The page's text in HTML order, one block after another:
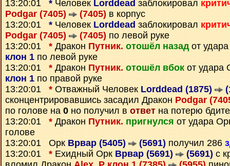
13:20:01 * Человек Lorddead заблокировал
Podgar (7405)
(7405) в корпус
13:20:01 * Человек Lorddead заблокировал
Podgar (7405)
(7405) по левой руке
13:20:01 * Дракон Путник. отошёл назадот
клон 1 по левой руке
13:20:01 * Дракон Путник. отошёл вбок от удара
клон 1 по правой руке
13:20:01 * Отважный Человек Lorddead (1875)
сконцентрировавшись засадил Дракон Podgar
по голове на 0 но получил в ответ на потерю
13:20:01 * Дракон Путник. пригнулся от удара
голове
13:20:01 Орк Врвар (5405) (5691) получил 286
13:20:01 * Ехидный Орк Врвар (5691) (5691) с